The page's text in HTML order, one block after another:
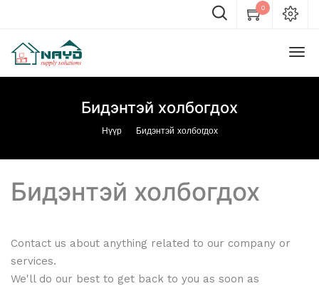
0
Бидэнтэй холбогдох
Нүүр Бидэнтэй холбогдох
Бидэнтэй холбогдох
Contact us about anything related to our company or
services.
We'll do our best to get back to you as soon as